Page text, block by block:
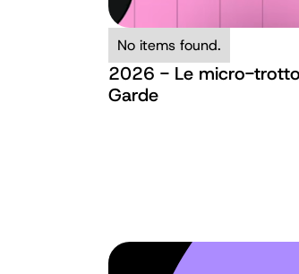
No items found.
2026 - Le micro-
Garde